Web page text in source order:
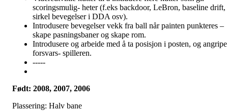
scoringsmulig- heter (f.eks backdoor, LeBron, baseline drift,
sirkel bevegelser i DDA osv).
Introdusere bevegelser vekk fra ball når painten punkteres –
skape pasningsbaner og skape rom.
Introdusere og arbeide med å ta posisjon i posten, og angripe
forsvars- spilleren.
-----
Født: 2008, 2007, 2006
Plassering: Halv bane